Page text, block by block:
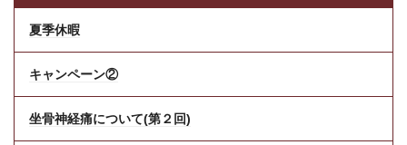
夏季休暇
キャンペーン②
坐骨神経痛について(第２回)